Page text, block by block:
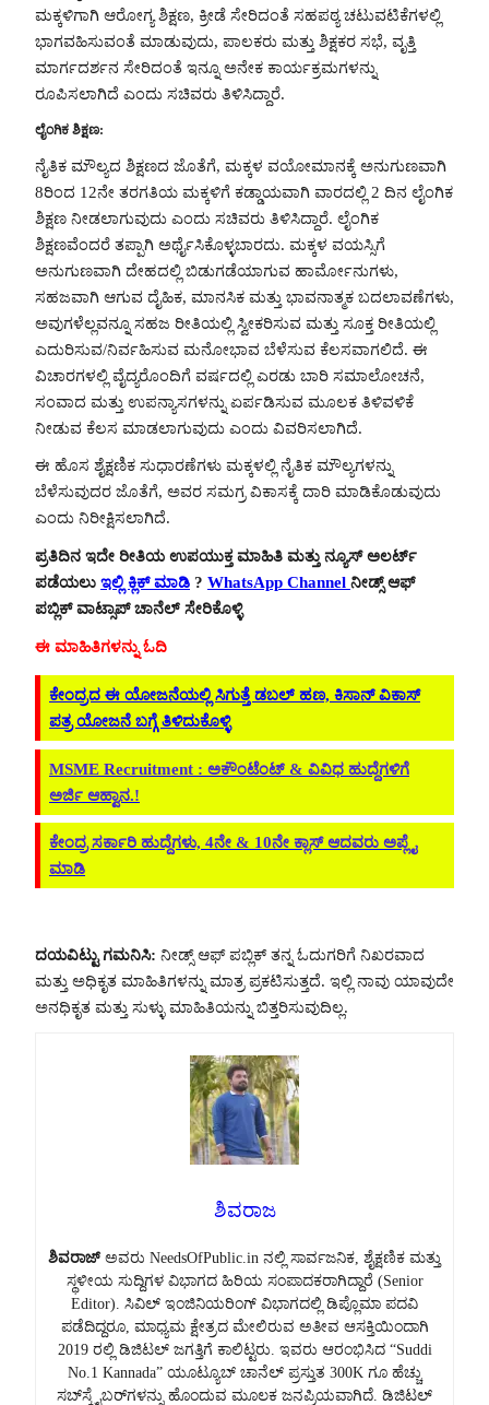
ಮಕ್ಕಳಿಗಾಗಿ ಆರೋಗ್ಯ ಶಿಕ್ಷಣ, ಕ್ರೀಡೆ ಸೇರಿದಂತೆ ಸಹಪಠ್ಯ ಚಟುವಟಿಕೆಗಳಲ್ಲಿ
ಭಾಗವಹಿಸುವಂತೆ ಮಾಡುವುದು, ಪಾಲಕರು ಮತ್ತು ಶಿಕ್ಷಕರ ಸಭೆ, ವೃತ್ತಿ
ಮಾರ್ಗದರ್ಶನ ಸೇರಿದಂತೆ ಇನ್ನೂ ಅನೇಕ ಕಾರ್ಯಕ್ರಮಗಳನ್ನು
ರೂಪಿಸಲಾಗಿದೆ ಎಂದು ಸಚಿವರು ತಿಳಿಸಿದ್ದಾರೆ.
ಲೈಂಗಿಕ ಶಿಕ್ಷಣ:
ನೈತಿಕ ಮೌಲ್ಯದ ಶಿಕ್ಷಣದ ಜೊತೆಗೆ, ಮಕ್ಕಳ ವಯೋಮಾನಕ್ಕೆ ಅನುಗುಣವಾಗಿ
8ರಿಂದ 12ನೇ ತರಗತಿಯ ಮಕ್ಕಳಿಗೆ ಕಡ್ಡಾಯವಾಗಿ ವಾರದಲ್ಲಿ 2 ದಿನ ಲೈಂಗಿಕ
ಶಿಕ್ಷಣ ನೀಡಲಾಗುವುದು ಎಂದು ಸಚಿವರು ತಿಳಿಸಿದ್ದಾರೆ. ಲೈಂಗಿಕ
ಶಿಕ್ಷಣವೆಂದರೆ ತಪ್ಪಾಗಿ ಅರ್ಥೈಸಿಕೊಳ್ಳಬಾರದು. ಮಕ್ಕಳ ವಯಸ್ಸಿಗೆ
ಅನುಗುಣವಾಗಿ ದೇಹದಲ್ಲಿ ಬಿಡುಗಡೆಯಾಗುವ ಹಾರ್ಮೋನುಗಳು,
ಸಹಜವಾಗಿ ಆಗುವ ದೈಹಿಕ, ಮಾನಸಿಕ ಮತ್ತು ಭಾವನಾತ್ಮಕ ಬದಲಾವಣೆಗಳು,
ಅವುಗಳೆಲ್ಲವನ್ನೂ ಸಹಜ ರೀತಿಯಲ್ಲಿ ಸ್ವೀಕರಿಸುವ ಮತ್ತು ಸೂಕ್ತ ರೀತಿಯಲ್ಲಿ
ಎದುರಿಸುವ/ನಿರ್ವಹಿಸುವ ಮನೋಭಾವ ಬೆಳೆಸುವ ಕೆಲಸವಾಗಲಿದೆ. ಈ
ವಿಚಾರಗಳಲ್ಲಿ ವೈದ್ಯರೊಂದಿಗೆ ವರ್ಷದಲ್ಲಿ ಎರಡು ಬಾರಿ ಸಮಾಲೋಚನೆ,
ಸಂವಾದ ಮತ್ತು ಉಪನ್ಯಾಸಗಳನ್ನು ಏರ್ಪಡಿಸುವ ಮೂಲಕ ತಿಳಿವಳಿಕೆ
ನೀಡುವ ಕೆಲಸ ಮಾಡಲಾಗುವುದು ಎಂದು ವಿವರಿಸಲಾಗಿದೆ.
ಈ ಹೊಸ ಶೈಕ್ಷಣಿಕ ಸುಧಾರಣೆಗಳು ಮಕ್ಕಳಲ್ಲಿ ನೈತಿಕ ಮೌಲ್ಯಗಳನ್ನು
ಬೆಳೆಸುವುದರ ಜೊತೆಗೆ, ಅವರ ಸಮಗ್ರ ವಿಕಾಸಕ್ಕೆ ದಾರಿ ಮಾಡಿಕೊಡುವುದು
ಎಂದು ನಿರೀಕ್ಷಿಸಲಾಗಿದೆ.
ಪ್ರತಿದಿನ ಇದೇ ರೀತಿಯ ಉಪಯುಕ್ತ ಮಾಹಿತಿ ಮತ್ತು ನ್ಯೂಸ್ ಅಲರ್ಟ್
ಪಡೆಯಲು ಇಲ್ಲಿ ಕ್ಲಿಕ್ ಮಾಡಿ ? WhatsApp Channel ನೀಡ್ಸ್ ಆಫ್
ಪಬ್ಲಿಕ್ ವಾಟ್ಸಾಪ್ ಚಾನೆಲ್ ಸೇರಿಕೊಳ್ಳಿ
ಈ ಮಾಹಿತಿಗಳನ್ನು ಓದಿ
ಕೇಂದ್ರದ ಈ ಯೋಜನೆಯಲ್ಲಿ ಸಿಗುತ್ತೆ ಡಬಲ್ ಹಣ, ಕಿಸಾನ್ ವಿಕಾಸ್
ಪತ್ರ ಯೋಜನೆ ಬಗ್ಗೆ ತಿಳಿದುಕೊಳ್ಳಿ
MSME Recruitment : ಅಕೌಂಟೆಂಟ್ & ವಿವಿಧ ಹುದ್ದೆಗಳಿಗೆ
ಅರ್ಜಿ ಆಹ್ವಾನ.!
ಕೇಂದ್ರ ಸರ್ಕಾರಿ ಹುದ್ದೆಗಳು, 4ನೇ & 10ನೇ ಕ್ಲಾಸ್ ಆದವರು ಅಪ್ಲೈ
ಮಾಡಿ
ದಯವಿಟ್ಟು ಗಮನಿಸಿ: ನೀಡ್ಸ್ ಆಫ್ ಪಬ್ಲಿಕ್ ತನ್ನ ಓದುಗರಿಗೆ ನಿಖರವಾದ
ಮತ್ತು ಅಧಿಕೃತ ಮಾಹಿತಿಗಳನ್ನು ಮಾತ್ರ ಪ್ರಕಟಿಸುತ್ತದೆ. ಇಲ್ಲಿ ನಾವು ಯಾವುದೇ
ಅನಧಿಕೃತ ಮತ್ತು ಸುಳ್ಳು ಮಾಹಿತಿಯನ್ನು ಬಿತ್ತರಿಸುವುದಿಲ್ಲ.
ಶಿವರಾಜ
ಶಿವರಾಜ್ಅವರು NeedsOfPublic.in ನಲ್ಲಿ ಸಾರ್ವಜನಿಕ, ಶೈಕ್ಷಣಿಕ ಮತ್ತು
ಸ್ಥಳೀಯ ಸುದ್ದಿಗಳ ವಿಭಾಗದ ಹಿರಿಯ ಸಂಪಾದಕರಾಗಿದ್ದಾರೆ (Senior
Editor). ಸಿವಿಲ್ ಇಂಜಿನಿಯರಿಂಗ್ ವಿಭಾಗದಲ್ಲಿ ಡಿಪ್ಲೊಮಾ ಪದವಿ
ಪಡೆದಿದ್ದರೂ, ಮಾಧ್ಯಮ ಕ್ಷೇತ್ರದ ಮೇಲಿರುವ ಅತೀವ ಆಸಕ್ತಿಯಿಂದಾಗಿ
2019 ರಲ್ಲಿ ಡಿಜಿಟಲ್ ಜಗತ್ತಿಗೆ ಕಾಲಿಟ್ಟರು. ಇವರು ಆರಂಭಿಸಿದ “Suddi
No.1 Kannada” ಯೂಟ್ಯೂಬ್ ಚಾನೆಲ್ ಪ್ರಸ್ತುತ 300K ಗೂ ಹೆಚ್ಚು
ಸಬ್‌ಸ್ಕ್ರೈಬರ್‌ಗಳನ್ನು ಹೊಂದುವ ಮೂಲಕ ಜನಪ್ರಿಯವಾಗಿದೆ. ಡಿಜಿಟಲ್